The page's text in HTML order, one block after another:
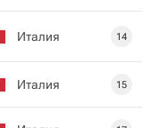
Италия 14
Италия 15